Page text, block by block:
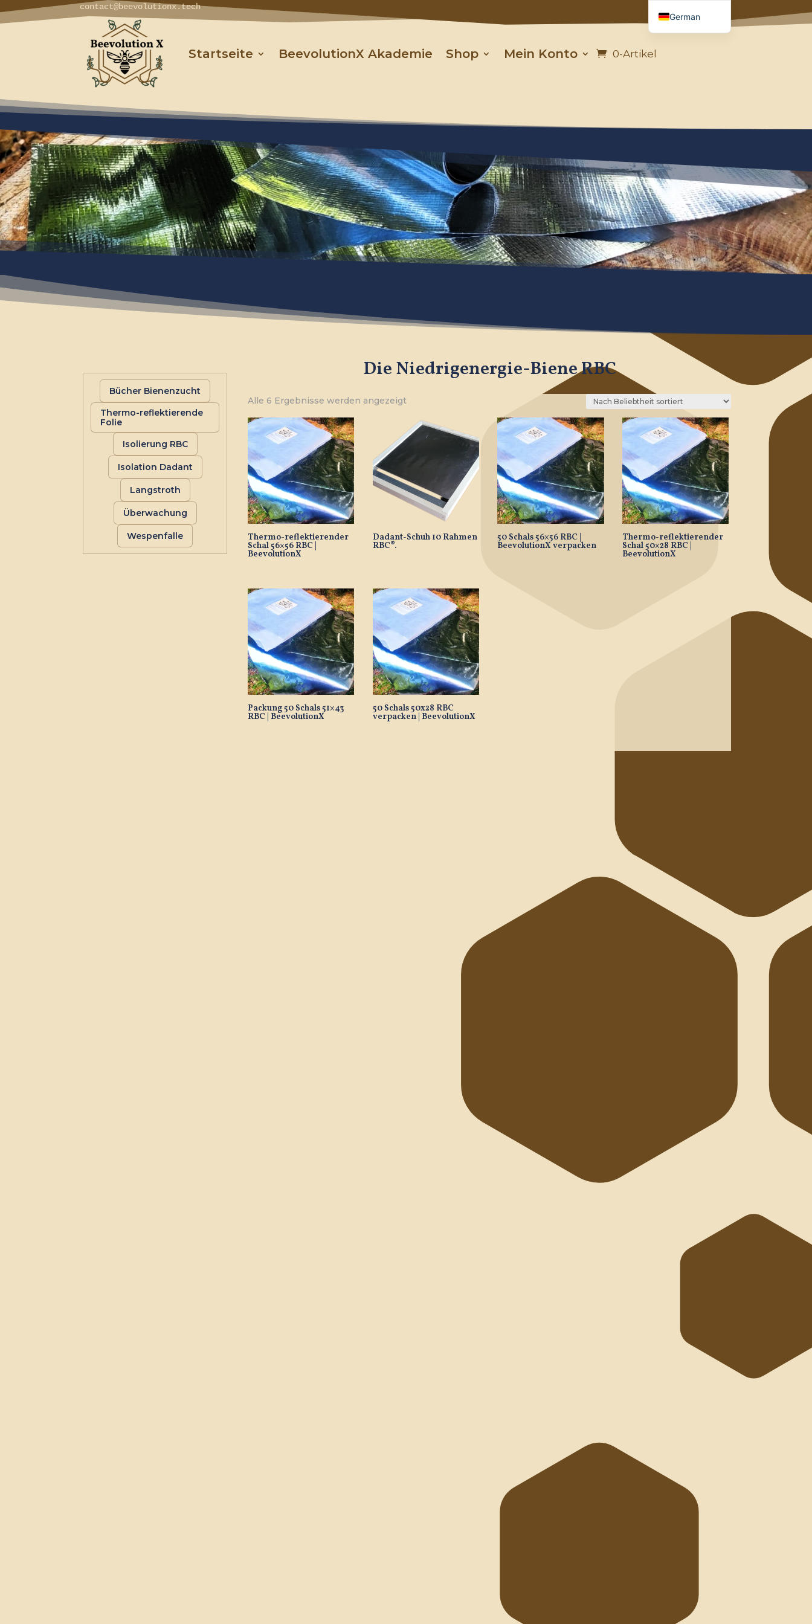
contact@beevolutionx.tech
Startseite BeevolutionX Akademie Shop Mein Konto 0-Artikel
Bücher Bienenzucht
Thermo-reflektierende
Folie
Isolierung RBC
Isolation Dadant
Langstroth
Überwachung
Wespenfalle
Die Niedrigenergie-Biene RBC
Alle 6 Ergebnisse werden angezeigt
sortiert
Thermo-reflektierender
Schal 56×56 RBC |
BeevolutionX
Dadant-Schuh 10 Rahmen
RBC®.
50 Schals 56×56 RBC |
BeevolutionX verpacken
Thermo-reflektierender
Schal 50×28 RBC |
BeevolutionX
Packung 50 Schals 51×43
RBC | BeevolutionX
50 Schals 50x28 RBC
verpacken | BeevolutionX
German
French